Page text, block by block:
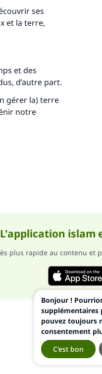
ses
et la terre,
et des
d’autre part.
gérer la) terre
notre
L'application islam
plus rapide au contenu et
Bonjour !
supplémentaires
pouvez toujours
consentement
C'est bon